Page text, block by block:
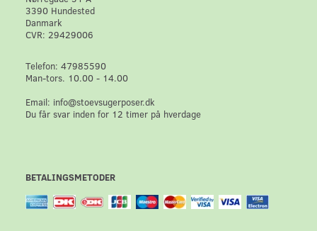
3390 Hundested
Danmark
CVR: 29429006
Telefon: 47985590
Man-tors. 10.00 - 14.00
Email: info@stoevsugerposer.dk
Du får svar inden for 12 timer på hverdage
BETALINGSMETODER